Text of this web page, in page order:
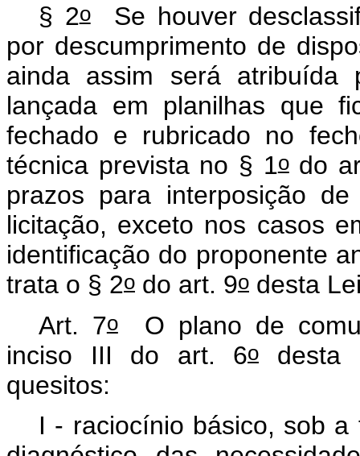
§ 2oSe houver
por descumprimento de
ainda assim será atribuída
lançada em planilhas que
fechado e rubricado no
técnica prevista no § 1odo
prazos para interposição
licitação, exceto nos casos
identificação do proponente
trata o § 2o do art. 9o desta
Art. 7oO plano de
inciso III do art. 6o desta
quesitos:
I - raciocínio básico, sob